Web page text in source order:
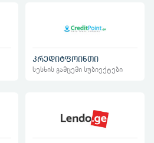
კრედიტფოინთი
სესხის გამცემი სუბიექტები